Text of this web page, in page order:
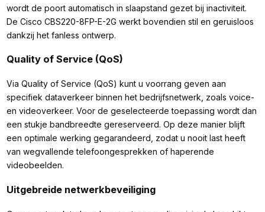
wordt de poort automatisch in slaapstand gezet bij inactiviteit.
De Cisco CBS220-8FP-E-2G werkt bovendien stil en geruisloos
dankzij het fanless ontwerp.
Quality of Service (QoS)
Via Quality of Service (QoS) kunt u voorrang geven aan
specifiek dataverkeer binnen het bedrijfsnetwerk, zoals voice-
en videoverkeer. Voor de geselecteerde toepassing wordt dan
een stukje bandbreedte gereserveerd. Op deze manier blijft
een optimale werking gegarandeerd, zodat u nooit last heeft
van wegvallende telefoongesprekken of haperende
videobeelden.
Uitgebreide netwerkbeveiliging